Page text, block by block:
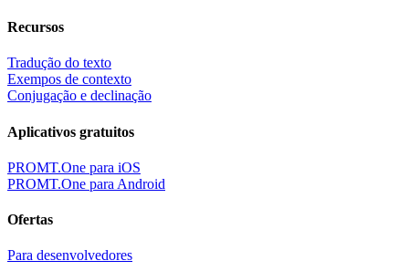
Recursos
Tradução do texto
Exempos de contexto
Conjugação e declinação
Aplicativos gratuitos
PROMT.One para iOS
PROMT.One para Android
Ofertas
Para desenvolvedores